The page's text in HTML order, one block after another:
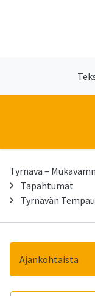
Tyrnävä –
Tapahtumat
Tyrnävän
Ajankohtaista